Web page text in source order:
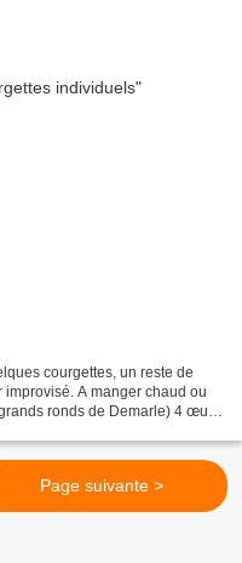
courgettes, un reste de
A manger chaud ou
ronds de Demarle) 4 œufs
Page suivante >